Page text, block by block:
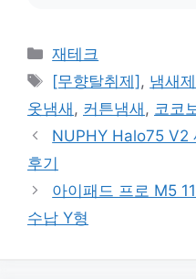
카
테
리
재테크
태
그
[무향탈취제] , 냄새
옷냄새 , 커튼냄새 , 코코
NUPHY Halo75 V2
후기
아이패드 프로 M5
수납 Y형